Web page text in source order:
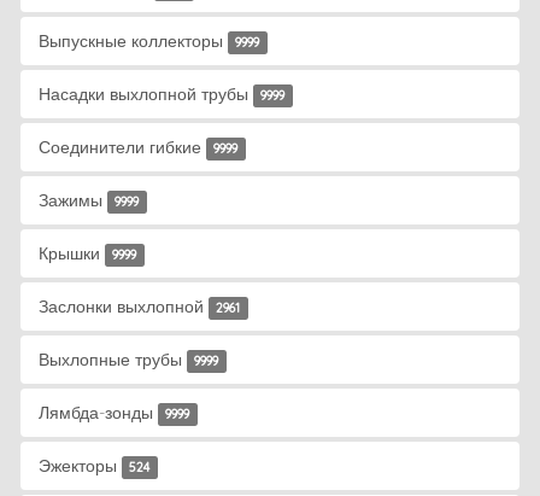
Выпускные коллекторы 9999
Насадки выхлопной трубы 9999
Соединители гибкие 9999
Зажимы 9999
Крышки 9999
Заслонки выхлопной 2961
Выхлопные трубы 9999
Лямбда-зонды 9999
Эжекторы 524